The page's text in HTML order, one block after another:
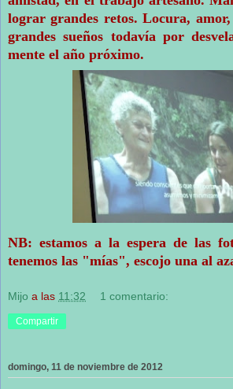
lograr grandes retos. Locura,
grandes sueños todavía por
mente el año próximo.
NB: estamos a la espera de las
tenemos las "mías", escojo una al
Mijo a las 11:32 1 comentario:
Compartir
domingo, 11 de noviembre de 2012